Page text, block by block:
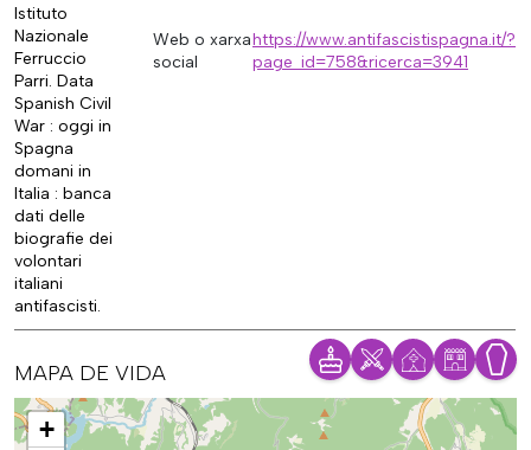
Istituto
Nazionale
Ferruccio
Parri. Data
Spanish Civil
War : oggi in
Spagna
domani in
Italia : banca
dati delle
biografie dei
volontari
italiani
antifascisti.
Web o xarxa
social
https://www.antifascistispagna.it/?
page_id=758&ricerca=3941
MAPA DE VIDA
Mapa
+